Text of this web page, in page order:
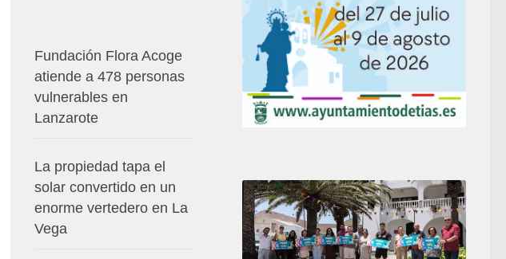
Fundación Flora Acoge
atiende a 478 personas
vulnerables en
Lanzarote
La propiedad tapa el
solar convertido en un
enorme vertedero en La
Vega